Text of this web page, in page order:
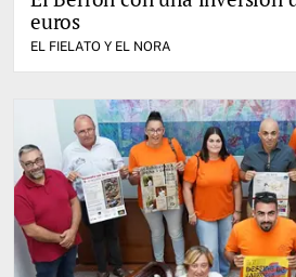
euros
EL FIELATO Y EL NORA